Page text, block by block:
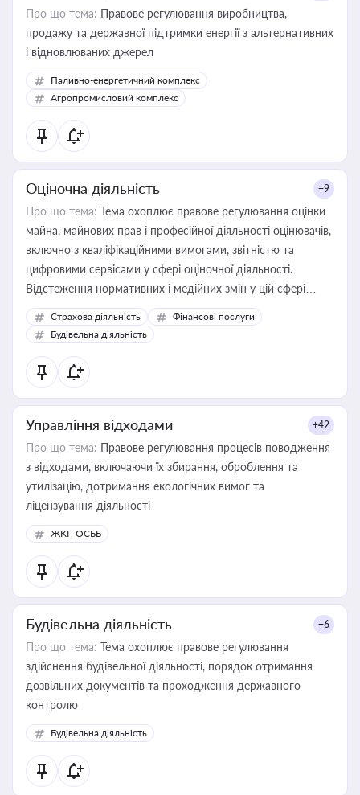
Про що тема: Правове регулювання виробництва,
продажу та державної підтримки енергії з альтернативних
і відновлюваних джерел
Паливно-енергетичний комплекс
Агропромисловий комплекс
Оціночна діяльність +9
Про що тема: Тема охоплює правове регулювання оцінки
майна, майнових прав і професійної діяльності оцінювачів,
включно з кваліфікаційними вимогами, звітністю та
цифровими сервісами у сфері оціночної діяльності.
Відстеження нормативних і медійних змін у цій сфері
корисне для власника бізнесу, керівника, юриста або
бухгалтера під час оподаткування, приватизації, оренди
державного майна, корпоративних угод і перевірки
статусу суб'єктів оціночної діяльності
Страхова діяльність
Фінансові послуги
Будівельна діяльність
Управління відходами +42
Про що тема: Правове регулювання процесів поводження
з відходами, включаючи їх збирання, оброблення та
утилізацію, дотримання екологічних вимог та
ліцензування діяльності
ЖКГ, ОСББ
Будівельна діяльність +6
Про що тема: Тема охоплює правове регулювання
здійснення будівельної діяльності, порядок отримання
дозвільних документів та проходження державного
контролю
Будівельна діяльність